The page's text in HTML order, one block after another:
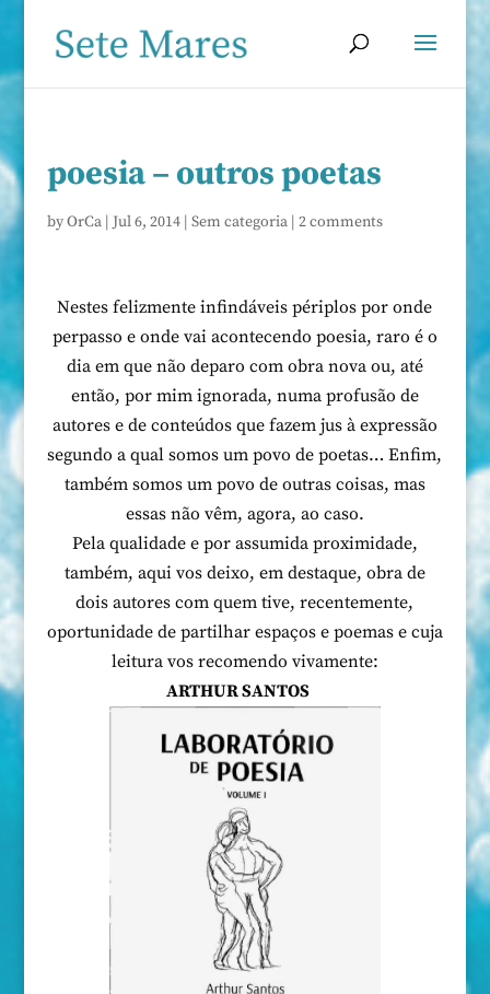
poesia – outros poetas
byOrCa| Jul 6, 2014| Sem categoria| 2 comments
Nestes felizmente infindáveis périplos por onde
perpasso e onde vai acontecendo poesia, raro é o
dia em que não deparo com obra nova ou, até
então, por mim ignorada, numa profusão de
autores e de conteúdos que fazem jus à expressão
segundo a qual somos um povo de poetas… Enfim,
também somos um povo de outras coisas, mas
essas não vêm, agora, ao caso.
Pela qualidade e por assumida proximidade,
também, aqui vos deixo, em destaque, obra de
dois autores com quem tive, recentemente,
oportunidade de partilhar espaços e poemas e cuja
leitura vos recomendo vivamente:
ARTHUR SANTOS